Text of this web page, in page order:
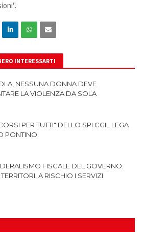
INTERESSARTI
NESSUNA DONNA DEVE
LA VIOLENZA DA SOLA
PER TUTTI" DELLO SPI CGIL LEGA
PONTINO
FISCALE DEL GOVERNO:
A RISCHIO I SERVIZI